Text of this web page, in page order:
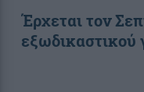
Έρχεται τον
εξωδικαστικού